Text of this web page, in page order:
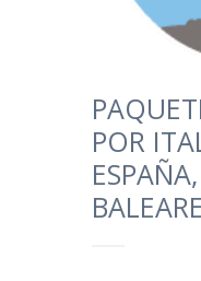
POR